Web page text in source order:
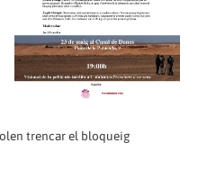
trencar el bloqueig